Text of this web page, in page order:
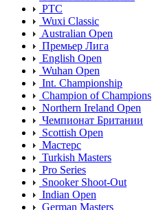
PTC
Wuxi Classic
Australian Open
Премьер Лига
English Open
Wuhan Open
Int. Championship
Champion of Champions
Northern Ireland Open
Чемпионат Британии
Scottish Open
Мастерс
Turkish Masters
Pro Series
Snooker Shoot-Out
Indian Open
German Masters